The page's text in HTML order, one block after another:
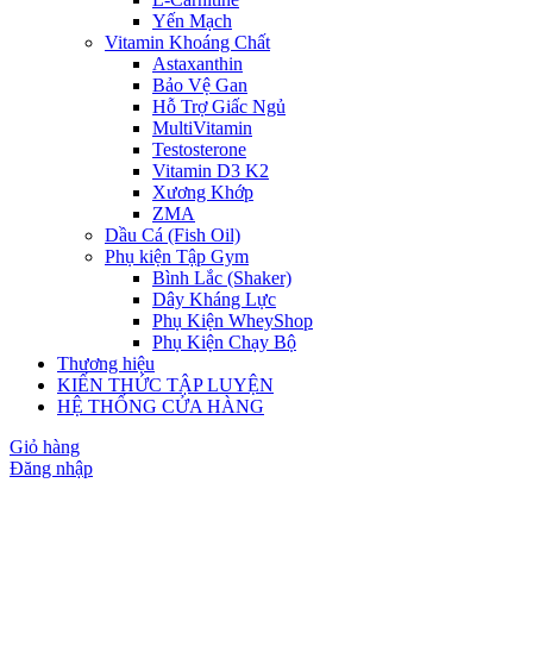
Yến Mạch
Vitamin Khoáng Chất
Astaxanthin
Bảo Vệ Gan
Hỗ Trợ Giấc Ngủ
MultiVitamin
Testosterone
Vitamin D3 K2
Xương Khớp
ZMA
Dầu Cá (Fish Oil)
Phụ kiện Tập Gym
Bình Lắc (Shaker)
Dây Kháng Lực
Phụ Kiện WheyShop
Phụ Kiện Chạy Bộ
Thương hiệu
KIẾN THỨC TẬP LUYỆN
HỆ THỐNG CỬA HÀNG
Giỏ hàng
Đăng nhập